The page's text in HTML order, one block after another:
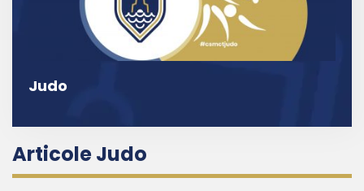
Judo
Articole Judo